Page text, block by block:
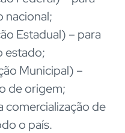
nacional;
Estadual) – para
estado;
Municipal) –
de origem;
comercialização de
o país.